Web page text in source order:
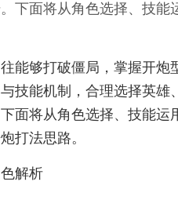
下面将从角色选择、技
能够打破僵局，掌握开
技能机制，合理选择英
面将从角色选择、技能
打法思路。
解析